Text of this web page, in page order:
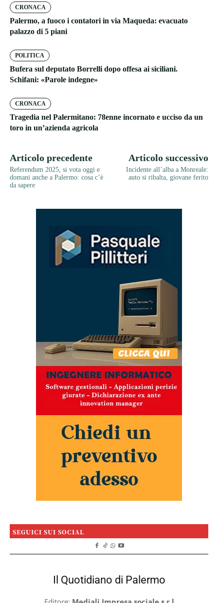
CRONACA
Palermo, a fuoco i contatori in via Maqueda: evacuato
palazzo di 5 piani
POLITICA
Bufera sul deputato Borrelli dopo offesa ai siciliani.
Schifani: «Parole indegne»
CRONACA
Tragedia nel Palermitano: 78enne incornato e ucciso da un
toro in un’azienda agricola
Articolo precedente
Referendum 2025, si vota oggi e
domani anche a Palermo: cosa c’è
da sapere
Articolo successivo
Incidente all’alba a Monreale:
auto si ribalta, giovane ferito
SEGUICI SUI SOCIAL
Il Quotidiano di Palermo